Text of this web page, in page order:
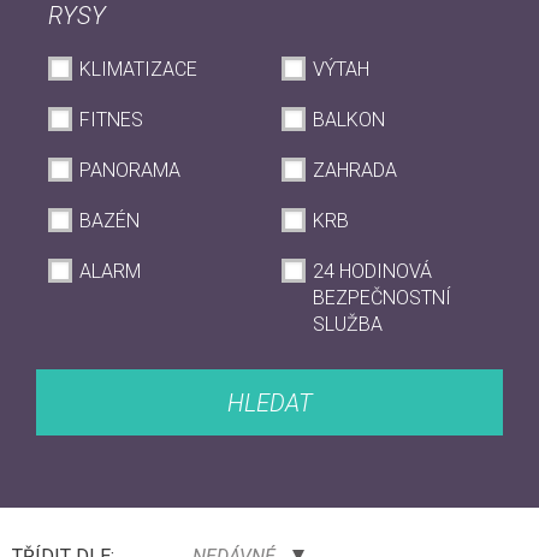
RYSY
KLIMATIZACE VÝTAH
FITNES BALKON
PANORAMA ZAHRADA
BAZÉN KRB
ALARM
24 HODINOVÁ
BEZPEČNOSTNÍ
SLUŽBA
HLEDAT